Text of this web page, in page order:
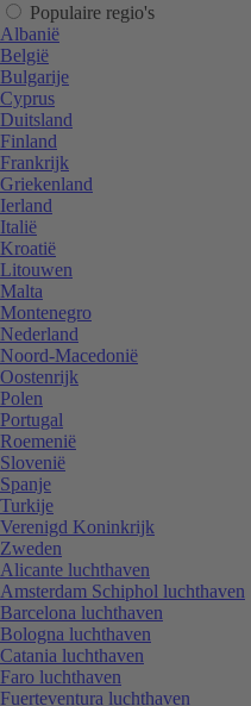
Populaire regio's
Albanië
België
Bulgarije
Cyprus
Duitsland
Finland
Frankrijk
Griekenland
Ierland
Italië
Kroatië
Litouwen
Malta
Montenegro
Nederland
Noord-Macedonië
Oostenrijk
Polen
Portugal
Roemenië
Slovenië
Spanje
Turkije
Verenigd Koninkrijk
Zweden
Alicante luchthaven
Amsterdam Schiphol luchthaven
Barcelona luchthaven
Bologna luchthaven
Catania luchthaven
Faro luchthaven
Fuerteventura luchthaven